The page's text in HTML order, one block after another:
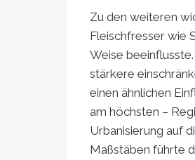
Zu den weiteren
Fleischfresser wie
Weise
stärkere
einen ähnlichen
am höchsten –
Urbanisierung auf
Maßstäben führte